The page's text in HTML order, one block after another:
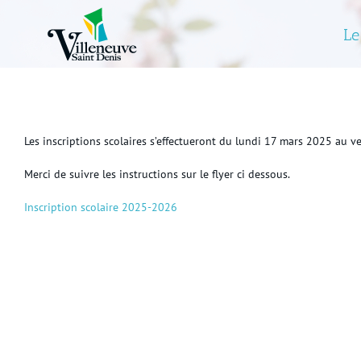
Les inscriptions scolaires s’effectueront du lundi 17 mars 2025 au
Merci de suivre les instructions sur le flyer ci dessous.
Inscription scolaire 2025-2026